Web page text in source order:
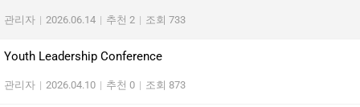
관리자 | 2026.06.14 | 추천 2 | 조회 733
Youth Leadership Conference
관리자 | 2026.04.10 | 추천 0 | 조회 873